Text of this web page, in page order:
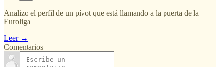
Analizo el perfil de un pívot que está llamando a la puerta de la
Euroliga
Leer →
Comentarios